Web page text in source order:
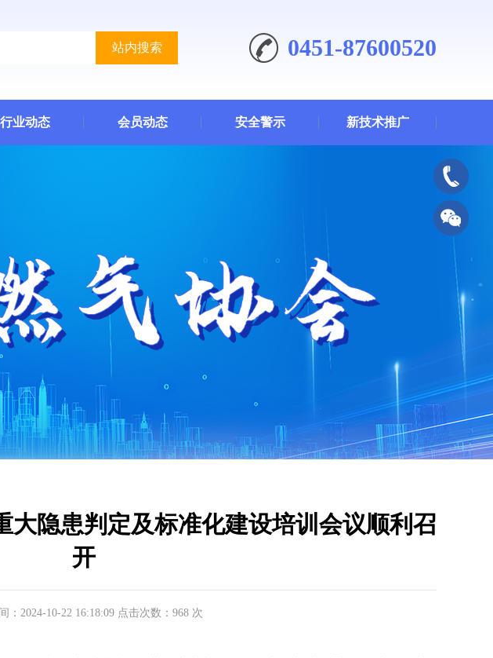
站内搜索 0451-87600520
行业动态 会员动态 安全警示 新技术推广
大隐患判定及标准化建设培训会议顺利召
开
：2024-10-22 16:18:09 点击次数：968 次